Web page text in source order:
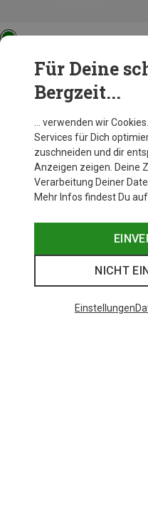
Allround Taurus 1P Zelt
259,95 €
Andere Kunden
Für Deine
Bergzeit...
… verwenden wir
Services für Dich
zuschneiden und dir
Anzeigen zeigen. Deine
Verarbeitung Deiner
Mehr Infos findest Du
NICHT
Einstellungen